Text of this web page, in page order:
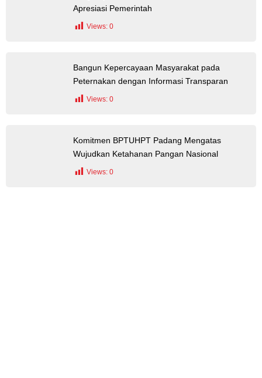
Apresiasi Pemerintah
Views: 0
Bangun Kepercayaan Masyarakat pada
Peternakan dengan Informasi Transparan
Views: 0
Komitmen BPTUHPT Padang Mengatas
Wujudkan Ketahanan Pangan Nasional
Views: 0